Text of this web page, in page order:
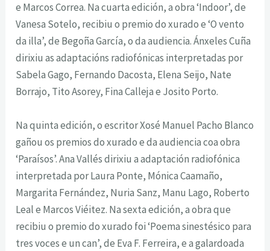
e Marcos Correa. Na cuarta edición, a obra ‘Indoor’, de
Vanesa Sotelo, recibiu o premio do xurado e ‘O vento
da illa’, de Begoña García, o da audiencia. Ánxeles Cuña
dirixiu as adaptacións radiofónicas interpretadas por
Sabela Gago, Fernando Dacosta, Elena Seijo, Nate
Borrajo, Tito Asorey, Fina Calleja e Josito Porto.
Na quinta edición, o escritor Xosé Manuel Pacho Blanco
gañou os premios do xurado e da audiencia coa obra
‘Paraísos’. Ana Vallés dirixiu a adaptación radiofónica
interpretada por Laura Ponte, Mónica Caamaño,
Margarita Fernández, Nuria Sanz, Manu Lago, Roberto
Leal e Marcos Viéitez. Na sexta edición, a obra que
recibiu o premio do xurado foi ‘Poema sinestésico para
tres voces e un can’, de Eva F. Ferreira, e a galardoada